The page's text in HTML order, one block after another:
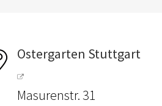
Ostergarten Stuttgart
Masurenstr. 31